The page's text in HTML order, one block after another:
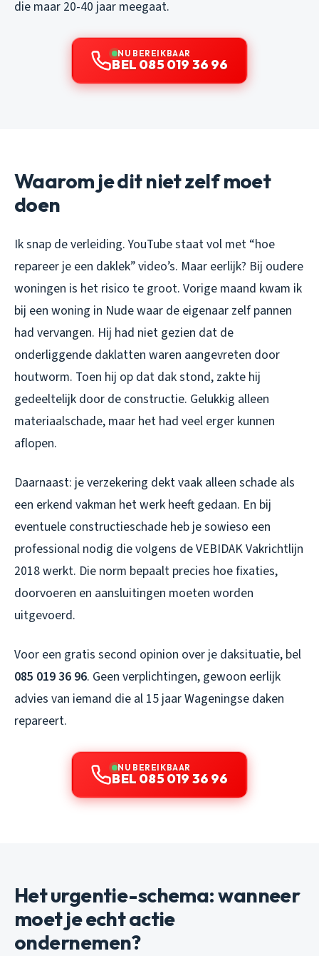
die maar 20-40 jaar meegaat.
NU BEREIKBAAR
BEL 085 019 36 96
Waarom je dit niet zelf moet
doen
Ik snap de verleiding. YouTube staat vol met “hoe
repareer je een daklek” video’s. Maar eerlijk? Bij oudere
woningen is het risico te groot. Vorige maand kwam ik
bij een woning in Nude waar de eigenaar zelf pannen
had vervangen. Hij had niet gezien dat de
onderliggende daklatten waren aangevreten door
houtworm. Toen hij op dat dak stond, zakte hij
gedeeltelijk door de constructie. Gelukkig alleen
materiaalschade, maar het had veel erger kunnen
aflopen.
Daarnaast: je verzekering dekt vaak alleen schade als
een erkend vakman het werk heeft gedaan. En bij
eventuele constructieschade heb je sowieso een
professional nodig die volgens de VEBIDAK Vakrichtlijn
2018 werkt. Die norm bepaalt precies hoe fixaties,
doorvoeren en aansluitingen moeten worden
uitgevoerd.
Voor een gratis second opinion over je daksituatie, bel
085 019 36 96. Geen verplichtingen, gewoon eerlijk
advies van iemand die al 15 jaar Wageningse daken
repareert.
NU BEREIKBAAR
BEL 085 019 36 96
Het urgentie-schema: wanneer
moet je echt actie
ondernemen?